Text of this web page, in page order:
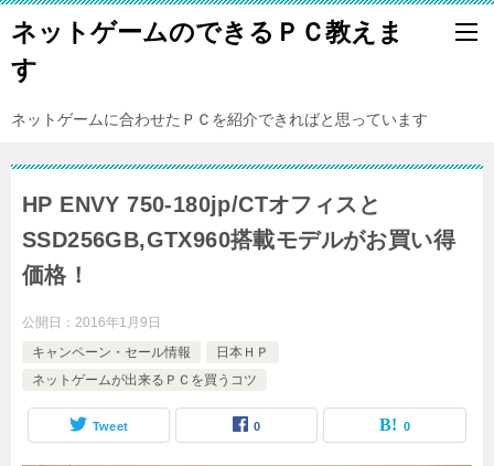
ネットゲームのできるＰＣ教えま
す
ネットゲームに合わせたＰＣを紹介できればと思っています
HP ENVY 750-180jp/CTオフィスと
SSD256GB,GTX960搭載モデルがお買い得
価格！
公開日： 2016年1月9日
キャンペーン・セール情報
日本ＨＰ
ネットゲームが出来るＰＣを買うコツ
Tweet 0 0